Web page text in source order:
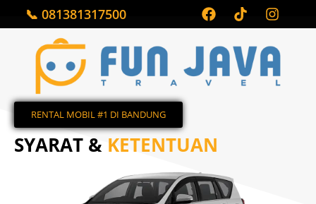
📞 081381317500
RENTAL MOBIL #1 DI BANDUNG​
SYARAT & KETENTUAN